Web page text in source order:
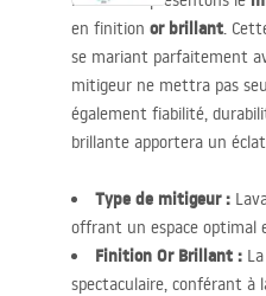
en finition or brillant.
se mariant parfaitement
mitigeur ne mettra pas
également fiabilité,
brillante apportera un
Type de mitigeur :
offrant un espace optimal
Finition Or Brillant :
spectaculaire, conférant à